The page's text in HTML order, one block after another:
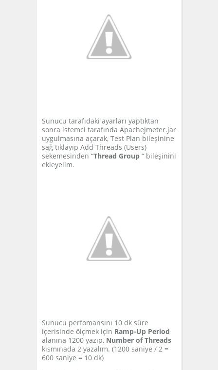
Sunucu tarafıdaki ayarları yaptıktan
sonra istemci tarafında ApacheJmeter.jar
uygulmasına açarak, Test Plan bileşinine
sağ tıklayıp Add Threads (Users)
sekemesinden “Thread Group“ bileşinini
ekleyelim.
Sunucu perfomansını 10 dk süre
içerisinde ölçmek için Ramp-Up Period
alanına 1200 yazıp, Number of Threads
kısmınada 2 yazalım. (1200 saniye / 2 =
600 saniye = 10 dk)